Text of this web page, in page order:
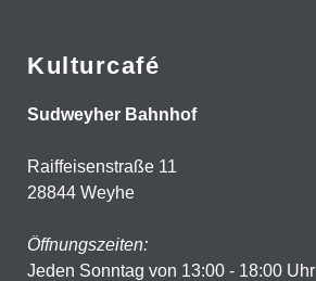
Kulturcafé
Sudweyher Bahnhof
Raiffeisenstraße 11
28844 Weyhe
Öffnungszeiten:
Jeden Sonntag von 13:00 - 18:00 Uhr